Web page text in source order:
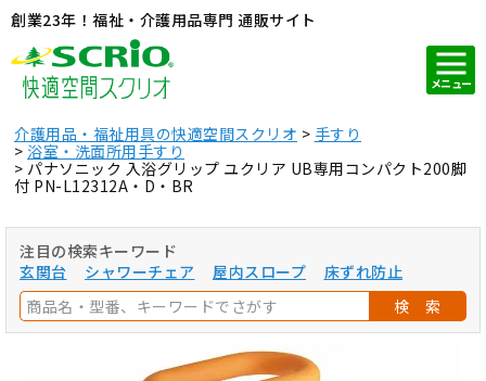
創業23年！福祉・介護用品専門 通販サイト
メニュー
介護用品・福祉用具の快適空間スクリオ
手すり
浴室・洗面所用手すり
パナソニック 入浴グリップ ユクリア UB専用コンパクト200脚
付 PN-L12312A・D・BR
注目の検索キーワード
玄関台
シャワーチェア 屋内スロープ
床ずれ防止
検 索